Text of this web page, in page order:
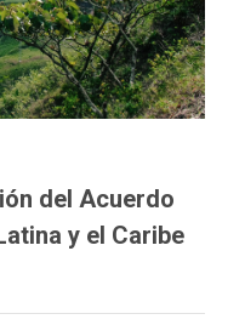
del Acuerdo
y el Caribe